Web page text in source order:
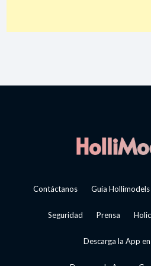
Contáctanos Guía Hollimodels
Seguridad Prensa
Descarga la App